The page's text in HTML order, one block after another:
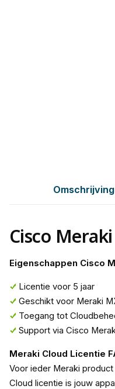
Omschrijving
Cisco
Eigenschappen Cisco
Licentie voor 5 jaar
Geschikt voor Meraki
Toegang tot
Support via Cisco
Meraki Cloud Licentie
Voor ieder Meraki
Cloud licentie is jouw